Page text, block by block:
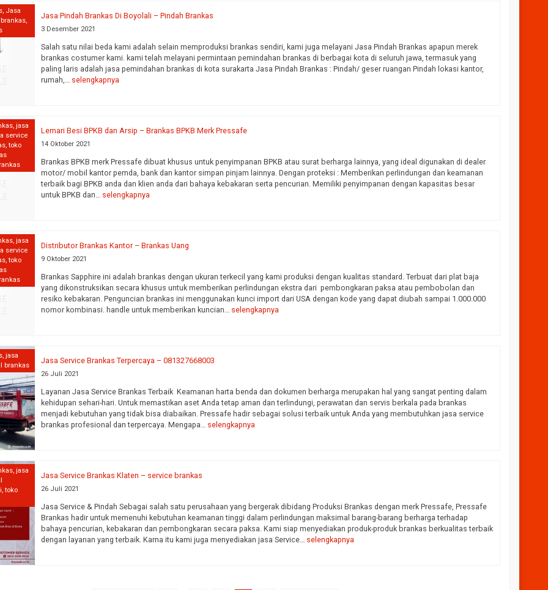
, Jasa
,
Jasa Pindah Brankas Di Boyolali – Pindah Brankas
3 Desember 2021
Salah satu nilai beda kami adalah selain memproduksi brankas sendiri, kami juga melayani Jasa Pindah Brankas apapun merek
brankas costumer kami. kami telah melayani permintaan pemindahan brankas di berbagai kota di seluruh jawa, termasuk yang
paling laris adalah jasa pemindahan brankas di kota surakarta Jasa Pindah Brankas : Pindah/ geser ruangan Pindah lokasi kantor,
rumah,… selengkapnya
,jasa
service
,toko
Lemari Besi BPKB dan Arsip – Brankas BPKB Merk Pressafe
14 Oktober 2021
Brankas BPKB merk Pressafe dibuat khusus untuk penyimpanan BPKB atau surat berharga lainnya, yang ideal digunakan di dealer
motor/ mobil kantor pemda, bank dan kantor simpan pinjam lainnya. Dengan proteksi : Memberikan perlindungan dan keamanan
terbaik bagi BPKB anda dan klien anda dari bahaya kebakaran serta pencurian. Memiliki penyimpanan dengan kapasitas besar
untuk BPKB dan… selengkapnya
,jasa
service
,toko
Distributor Brankas Kantor – Brankas Uang
9 Oktober 2021
Brankas Sapphire ini adalah brankas dengan ukuran terkecil yang kami produksi dengan kualitas standard. Terbuat dari plat baja
yang dikonstruksikan secara khusus untuk memberikan perlindungan ekstra dari pembongkaran paksa atau pembobolan dan
resiko kebakaran. Penguncian brankas ini menggunakan kunci import dari USA dengan kode yang dapat diubah sampai 1.000.000
nomor kombinasi. handle untuk memberikan kuncian… selengkapnya
,jasa
brankas
Jasa Service Brankas Terpercaya – 081327668003
26 Juli 2021
Layanan Jasa Service Brankas Terbaik Keamanan harta benda dan dokumen berharga merupakan hal yang sangat penting dalam
kehidupan sehari-hari. Untuk memastikan aset Anda tetap aman dan terlindungi, perawatan dan servis berkala pada brankas
menjadi kebutuhan yang tidak bisa diabaikan. Pressafe hadir sebagai solusi terbaik untuk Anda yang membutuhkan jasa service
brankas profesional dan terpercaya. Mengapa… selengkapnya
,jasa
,toko
Jasa Service Brankas Klaten – service brankas
26 Juli 2021
Jasa Service & Pindah Sebagai salah satu perusahaan yang bergerak dibidang Produksi Brankas dengan merk Pressafe, Pressafe
Brankas hadir untuk memenuhi kebutuhan keamanan tinggi dalam perlindungan maksimal barang-barang berharga terhadap
bahaya pencurian, kebakaran dan pembongkaran secara paksa. Kami siap menyediakan produk-produk brankas berkualitas terbaik
dengan layanan yang terbaik. Karna itu kami juga menyediakan jasa Service… selengkapnya